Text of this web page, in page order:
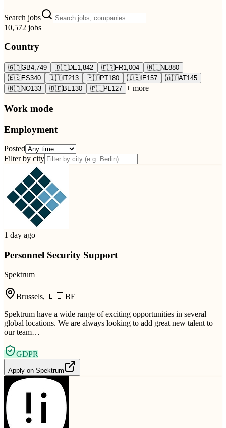
Search jobs
10,572 jobs
Country
🇬🇧GB4,749 🇩🇪DE1,842 🇫🇷FR1,004 🇳🇱NL880
🇪🇸ES340 🇮🇹IT213 🇵🇹PT180 🇮🇪IE157 🇦🇹AT145
🇳🇴NO133 🇧🇪BE130 🇵🇱PL127 + more
Work mode
Employment
Posted
Filter by city
1 day ago
Personnel Security Support
Spektrum
Brussels, 🇧🇪 BE
Spektrum have a wide range of exciting opportunities in several
global locations. We are always looking to add great new talent to
our team…
GDPR
Apply on Spektrum